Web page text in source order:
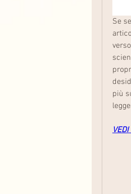
Se
più
VEDI